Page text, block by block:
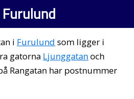
i Furulund som ligger i
gatorna Ljunggatanoch
Rangatan har postnummer